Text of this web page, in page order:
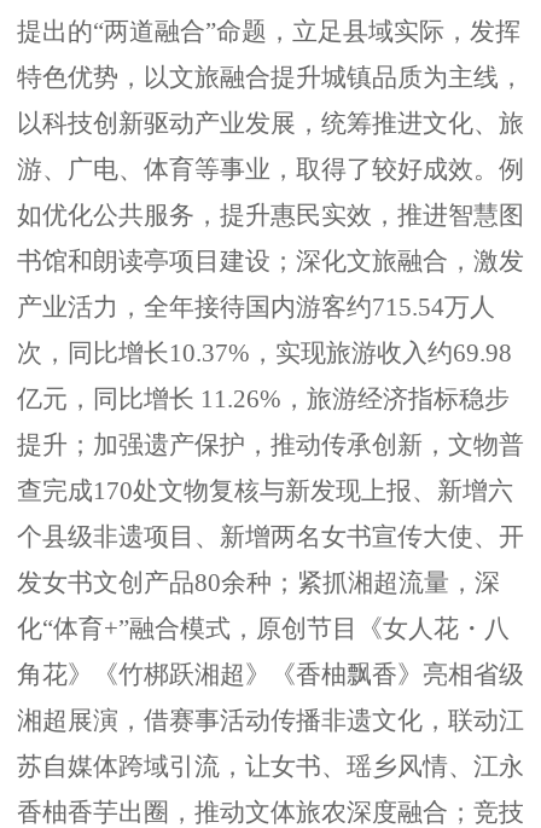
提出的“两道融合”命题，立足县域实际，发挥
特色优势，以文旅融合提升城镇品质为主线，
以科技创新驱动产业发展，统筹推进文化、旅
游、广电、体育等事业，取得了较好成效。例
如优化公共服务，提升惠民实效，推进智慧图
书馆和朗读亭项目建设；深化文旅融合，激发
产业活力，全年接待国内游客约715.54万人
次，同比增长10.37%，实现旅游收入约69.98
亿元，同比增长 11.26%，旅游经济指标稳步
提升；加强遗产保护，推动传承创新，文物普
查完成170处文物复核与新发现上报、新增六
个县级非遗项目、新增两名女书宣传大使、开
发女书文创产品80余种； 紧抓湘超流量， 深
化“体育+”融合模式，原创节目《女人花・八
角花》《竹梆跃湘超》《香柚飘香》亮相省级
湘超展演，借赛事活动传播非遗文化，联动江
苏自媒体跨域引流，让女书、瑶乡风情、江永
香柚香芋出圈，推动文体旅农深度融合 ；竞技